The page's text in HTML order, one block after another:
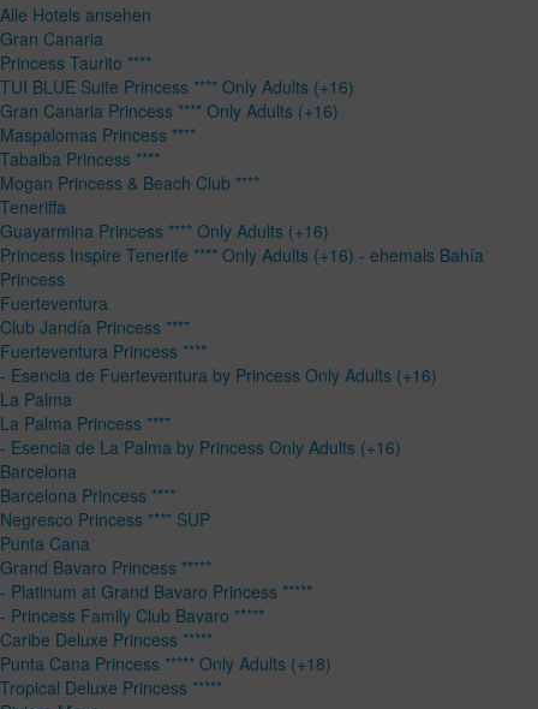
Alle Hotels ansehen
Gran Canaria
Princess Taurito ****
TUI BLUE Suite Princess **** Only Adults (+16)
Gran Canaria Princess **** Only Adults (+16)
Maspalomas Princess ****
Tabaiba Princess ****
Mogan Princess & Beach Club ****
Teneriffa
Guayarmina Princess **** Only Adults (+16)
Princess Inspire Tenerife **** Only Adults (+16) - ehemals Bahía
Princess
Fuerteventura
Club Jandía Princess ****
Fuerteventura Princess ****
- Esencia de Fuerteventura by Princess Only Adults (+16)
La Palma
La Palma Princess ****
- Esencia de La Palma by Princess Only Adults (+16)
Barcelona
Barcelona Princess ****
Negresco Princess **** SUP
Punta Cana
Grand Bavaro Princess *****
- Platinum at Grand Bavaro Princess *****
- Princess Family Club Bavaro *****
Caribe Deluxe Princess *****
Punta Cana Princess ***** Only Adults (+18)
Tropical Deluxe Princess *****